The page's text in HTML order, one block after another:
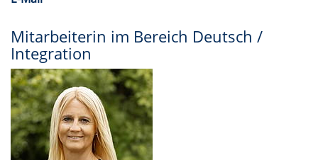
Mitarbeiterin im Bereich Deutsch /
Integration